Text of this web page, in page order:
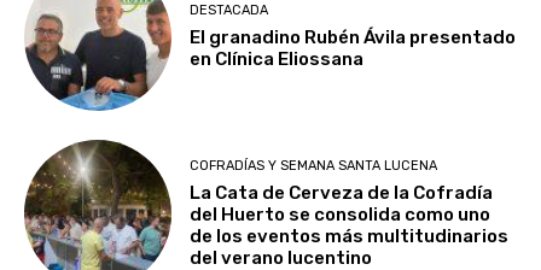
DESTACADA
El granadino Rubén Ávila presentado
en Clínica Eliossana
COFRADÍAS Y SEMANA SANTA LUCENA
La Cata de Cerveza de la Cofradía
del Huerto se consolida como uno
de los eventos más multitudinarios
del verano lucentino